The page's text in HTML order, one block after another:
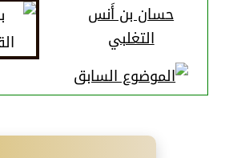
حسان بن أَنس
التغلبي